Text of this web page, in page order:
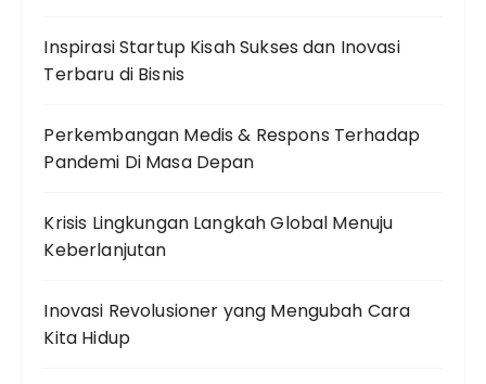
Inspirasi Startup Kisah Sukses dan Inovasi
Terbaru di Bisnis
Perkembangan Medis & Respons Terhadap
Pandemi Di Masa Depan
Krisis Lingkungan Langkah Global Menuju
Keberlanjutan
Inovasi Revolusioner yang Mengubah Cara
Kita Hidup